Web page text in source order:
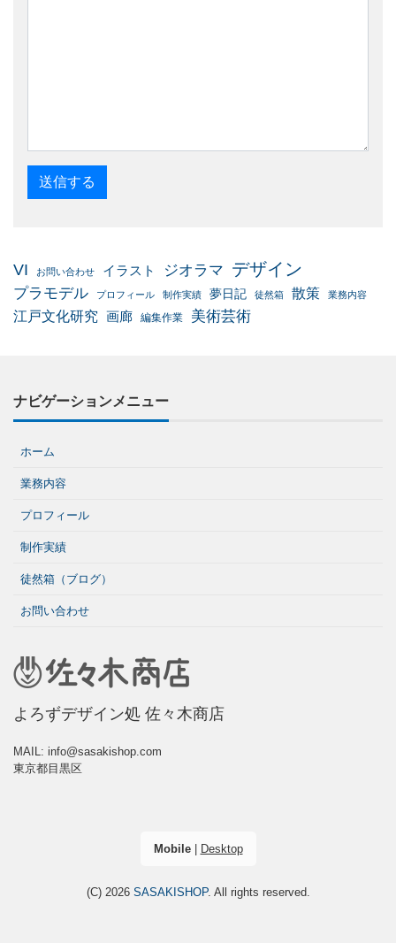
VI お問い合わせ イラスト ジオラマ デザイン
プラモデル プロフィール 制作実績 夢日記 徒然箱 散策 業務内容
江戸文化研究 画廊 編集作業 美術芸術
ナビゲーションメニュー
ホーム
業務内容
プロフィール
制作実績
徒然箱（ブログ）
お問い合わせ
よろずデザイン処 佐々木商店
MAIL: info@sasakishop.com
東京都目黒区
Mobile| Desktop
(C) 2026 SASAKISHOP. All rights reserved.